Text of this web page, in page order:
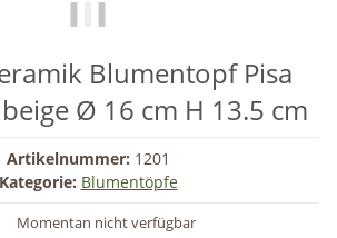
Blumentopf Pisa
Ø 16 cm H 13.5 cm
Artikelnummer: 1201
Kategorie: Blumentöpfe
Momentan nicht verfügbar